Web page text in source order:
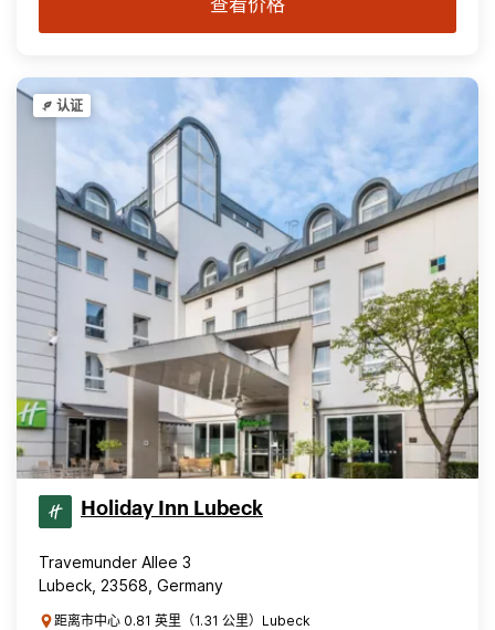
查看价格
认证
Holiday Inn Lubeck
Travemunder Allee 3
Lubeck, 23568, Germany
距离市中心 0.81 英里（1.31 公里）Lubeck